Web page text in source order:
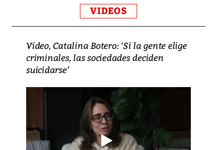
VIDEOS
Video, Catalina Botero: ‘Si la gente elige
criminales, las sociedades deciden
suicidarse’